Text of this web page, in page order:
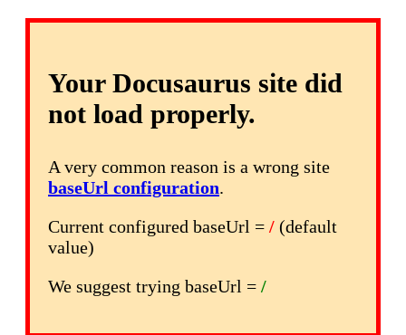
Your Docusaurus site did
not load properly.
A very common reason is a wrong site
baseUrl configuration.
Current configured baseUrl = / (default
value)
We suggest trying baseUrl = /